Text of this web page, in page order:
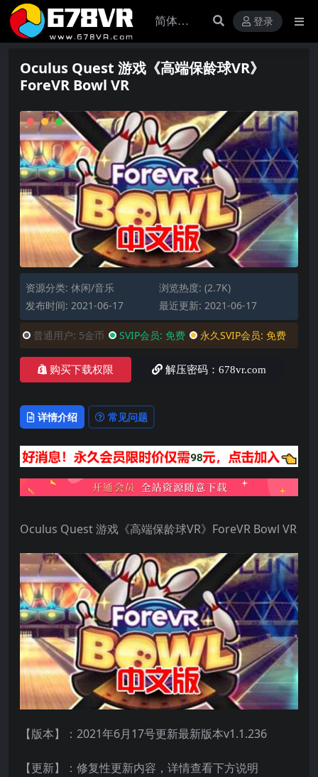
登录
Oculus Quest 游戏《高端保龄球VR》
ForeVR Bowl VR
资源分类: 休闲/音乐
浏览热度: (2.7K)
发布时间: 2021-06-17
最近更新: 2021-06-17
普通用户: 5金币 SVIP会员: 免费 永久SVIP会员: 免费
购买下载权限 解压密码：678vr.com
详情介绍 常见问题
Oculus Quest 游戏《高端保龄球VR》ForeVR Bowl VR
【版本】：2021年6月17号更新最新版本v1.1.236
【更新】：修复性更新内容，详情查看下方说明